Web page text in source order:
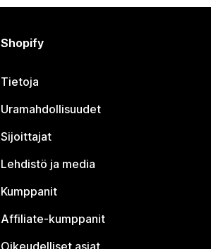
Shopify
Tietoja
Uramahdollisuudet
Sijoittajat
Lehdistö ja media
Kumppanit
Affiliate-kumppanit
Oikeudelliset asiat